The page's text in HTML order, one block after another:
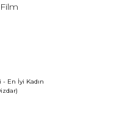
En İyi Kadın